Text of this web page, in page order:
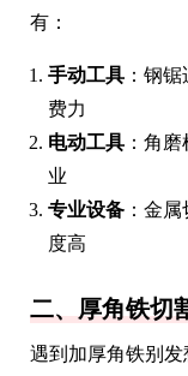
有：
手动工具 ：钢
费力
电动工具 ：角
业
专业设备 ：金
度高
二、厚角铁切
遇到加厚角铁别发